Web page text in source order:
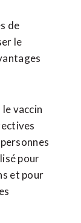
de
le
vaccin
pour
et pour